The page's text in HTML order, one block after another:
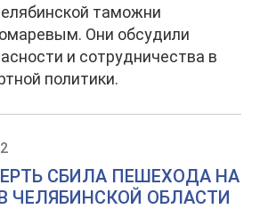
таможни
Они обсудили
и сотрудничества в
политики.
СБИЛА ПЕШЕХОДА НА
ЧЕЛЯБИНСКОЙ ОБЛАСТИ